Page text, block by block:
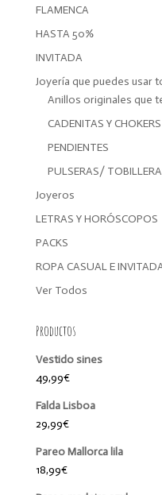
FLAMENCA
HASTA 50%
INVITADA
Joyería que puedes usar
Anillos originales que
CADENITAS Y CHOKERS
PENDIENTES
PULSERAS/
Joyeros
LETRAS Y HORÓSCOPOS
PACKS
ROPA CASUAL E
Ver Todos
Productos
Vestido sines
49,99€
Falda Lisboa
29,99€
Pareo Mallorca lila
18,99€